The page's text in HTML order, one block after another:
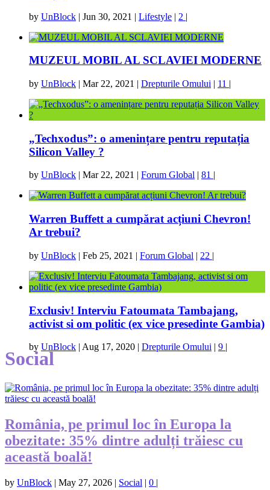
by UnBlock | Jun 30, 2021 | Lifestyle | 2 |
MUZEUL MOBIL AL SCLAVIEI MODERNE
by UnBlock | Mar 22, 2021 | Drepturile Omului | 11 |
„Techxodus”: o amenințare pentru reputația
Silicon Valley ?
by UnBlock Mar 22, 2021 Forum Global 81
Warren Buffett a cumpărat acțiuni Chevron!
Ar trebui?
by UnBlock | Feb 25, 2021 | Forum Global | 22 |
Exclusiv! Interviu Fatoumata Tambajang,
activist si om politic (ex vice presedinte Gambia)
by UnBlock | Aug 17, 2020 | Drepturile Omului | 9 |
Social
România, pe primul loc în Europa la
obezitate: 35% dintre adulți trăiesc cu
această boală!
by UnBlock | May 27, 2026 | Social | 0 |